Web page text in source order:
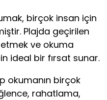
birçok insan için
Plajda geçirilen
ve okuma
ideal bir fırsat sunar.
okumanın birçok
rahatlama,